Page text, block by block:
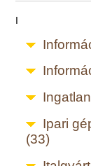
Ipari
(33)